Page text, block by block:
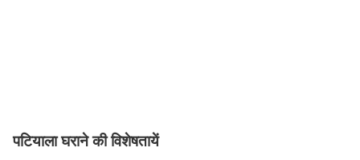
पटियाला घराने की विशेषतायें